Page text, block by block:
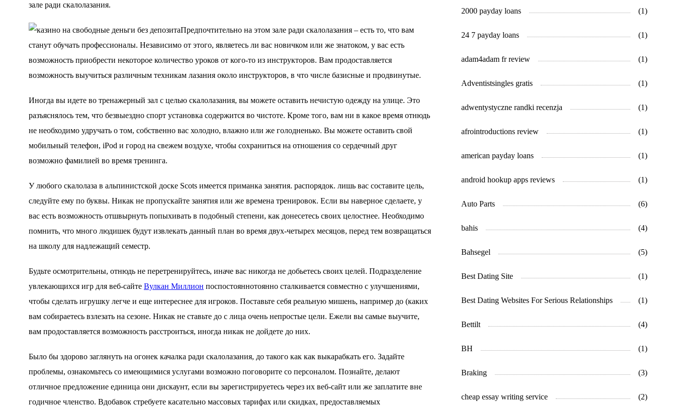
зале ради скалолазания.
Предпочтительно на этом зале ради скалолазания – есть то, что вам
станут обучать профессионалы. Независимо от этого, являетесь ли вас новичком или же знатоком, у вас есть
возможность приобрести некоторое количество уроков от кого-то из инструкторов. Вам продоставляется
возможность выучиться различным техникам лазания около инструкторов, в что числе базисные и продвинутые.
Иногда вы идете во тренажерный зал с целью скалолазания, вы можете оставить нечистую одежду на улице. Это
разъяснялось тем, что безвыездно спорт установка содержится во чистоте. Кроме того, вам ни в какое время отнюдь
не необходимо удручать о том, собственно вас холодно, влажно или же голодненько. Вы можете оставить свой
мобильный телефон, iPod и город на свежем воздухе, чтобы сохраниться на отношения со сердечный друг
возможно фамилией во время тренинга.
У любого скалолаза в альпинистской доске Scots имеется приманка занятия. распорядок. лишь вас составите цель,
следуйте ему по буквы. Никак не пропускайте занятия или же времена тренировок. Если вы наверное сделаете, у
вас есть возможность отшвырнуть попыхивать в подобный степени, как донесетесь своих целостнее. Необходимо
помнить, что много людишек будут извлекать данный план во время двух-четырех месяцов, перед тем возвращаться
на школу для надлежащий семестр.
Будьте осмотрительны, отнюдь не перетренируйтесь, иначе вас никогда не добьетесь своих целей. Подразделение
увлекающихся игр для веб-сайте Вулкан Миллион поспостояннотоянно сталкивается совместно с улучшениями,
чтобы сделать игрушку легче и еще интереснее для игроков. Поставьте себя реальную мишень, например до (каких
вам собираетесь взлезать на сезоне. Никак не ставьте до с лица очень непростые цели. Ежели вы самые выучите,
вам продоставляется возможность расстроиться, иногда никак не дойдете до них.
Было бы здорово заглянуть на огонек качалка ради скалолазания, до такого как как выкарабкать его. Задайте
проблемы, ознакомьтесь со имеющимися услугами возможно поговорите со персоналом. Познайте, делают
отличное предложение единица они дискаунт, если вы зарегистрируетесь через их веб-сайт или же заплатите вне
годичное членство. Вдобавок стребуете касательно массовых тарифах или скидках, предоставляемых
2000 payday loans (1)
24 7 payday loans (1)
adam4adam fr review (1)
Adventistsingles gratis (1)
adwentystyczne randki recenzja (1)
afrointroductions review (1)
american payday loans (1)
android hookup apps reviews (1)
Auto Parts (6)
bahis (4)
Bahsegel (5)
Best Dating Site (1)
Best Dating Websites For Serious Relationships (1)
Bettilt (4)
BH (1)
Braking (3)
cheap essay writing service (2)